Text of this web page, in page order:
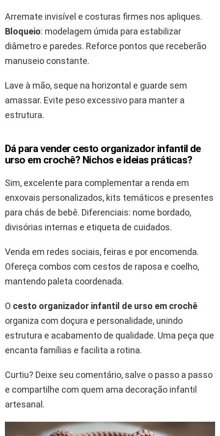
Arremate invisível e costuras firmes nos apliques.
Bloqueio: modelagem úmida para estabilizar
diâmetro e paredes. Reforce pontos que receberão
manuseio constante.
Lave à mão, seque na horizontal e guarde sem
amassar. Evite peso excessivo para manter a
estrutura.
Dá para vender cesto organizador infantil de
urso em crochê? Nichos e ideias práticas?
Sim, excelente para complementar a renda em
enxovais personalizados, kits temáticos e presentes
para chás de bebê. Diferenciais: nome bordado,
divisórias internas e etiqueta de cuidados.
Venda em redes sociais, feiras e por encomenda.
Ofereça combos com cestos de raposa e coelho,
mantendo paleta coordenada.
O cesto organizador infantil de urso em crochê
organiza com doçura e personalidade, unindo
estrutura e acabamento de qualidade. Uma peça que
encanta famílias e facilita a rotina.
Curtiu? Deixe seu comentário, salve o passo a passo
e compartilhe com quem ama decoração infantil
artesanal.